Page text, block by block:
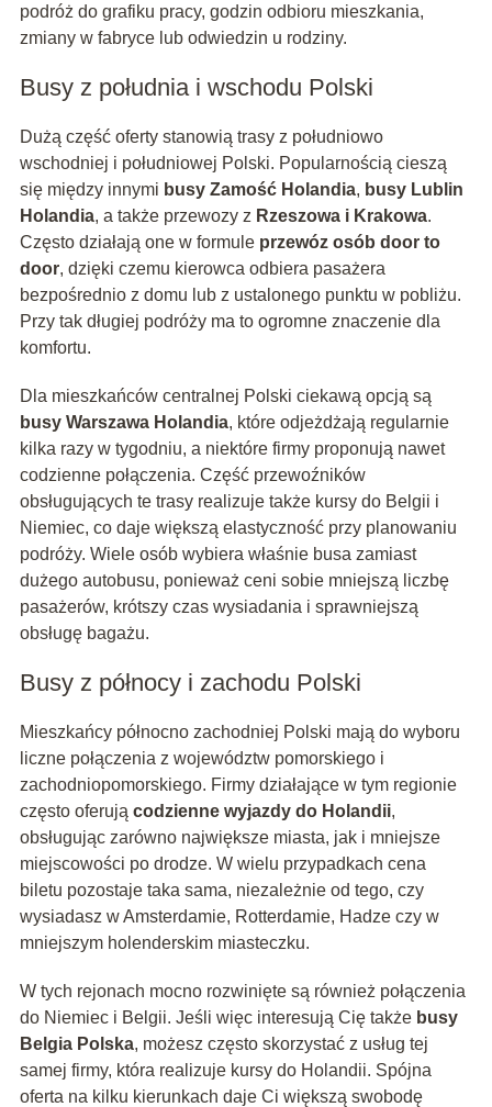
podróż do grafiku pracy, godzin odbioru mieszkania,
zmiany w fabryce lub odwiedzin u rodziny.
Busy z południa i wschodu Polski
Dużą część oferty stanowią trasy z południowo
wschodniej i południowej Polski. Popularnością cieszą
się między innymi busy Zamość Holandia, busy Lublin
Holandia, a także przewozy z Rzeszowa i Krakowa.
Często działają one w formule przewóz osób door to
door, dzięki czemu kierowca odbiera pasażera
bezpośrednio z domu lub z ustalonego punktu w pobliżu.
Przy tak długiej podróży ma to ogromne znaczenie dla
komfortu.
Dla mieszkańców centralnej Polski ciekawą opcją są
busy Warszawa Holandia, które odjeżdżają regularnie
kilka razy w tygodniu, a niektóre firmy proponują nawet
codzienne połączenia. Część przewoźników
obsługujących te trasy realizuje także kursy do Belgii i
Niemiec, co daje większą elastyczność przy planowaniu
podróży. Wiele osób wybiera właśnie busa zamiast
dużego autobusu, ponieważ ceni sobie mniejszą liczbę
pasażerów, krótszy czas wysiadania i sprawniejszą
obsługę bagażu.
Busy z północy i zachodu Polski
Mieszkańcy północno zachodniej Polski mają do wyboru
liczne połączenia z województw pomorskiego i
zachodniopomorskiego. Firmy działające w tym regionie
często oferują codzienne wyjazdy do Holandii,
obsługując zarówno największe miasta, jak i mniejsze
miejscowości po drodze. W wielu przypadkach cena
biletu pozostaje taka sama, niezależnie od tego, czy
wysiadasz w Amsterdamie, Rotterdamie, Hadze czy w
mniejszym holenderskim miasteczku.
W tych rejonach mocno rozwinięte są również połączenia
do Niemiec i Belgii. Jeśli więc interesują Cię także busy
Belgia Polska, możesz często skorzystać z usług tej
samej firmy, która realizuje kursy do Holandii. Spójna
oferta na kilku kierunkach daje Ci większą swobodę